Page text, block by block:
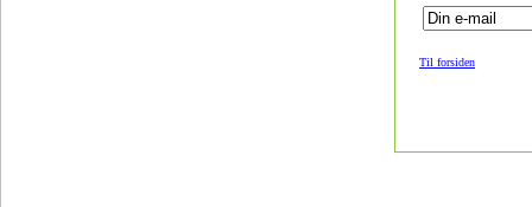
Til forsiden